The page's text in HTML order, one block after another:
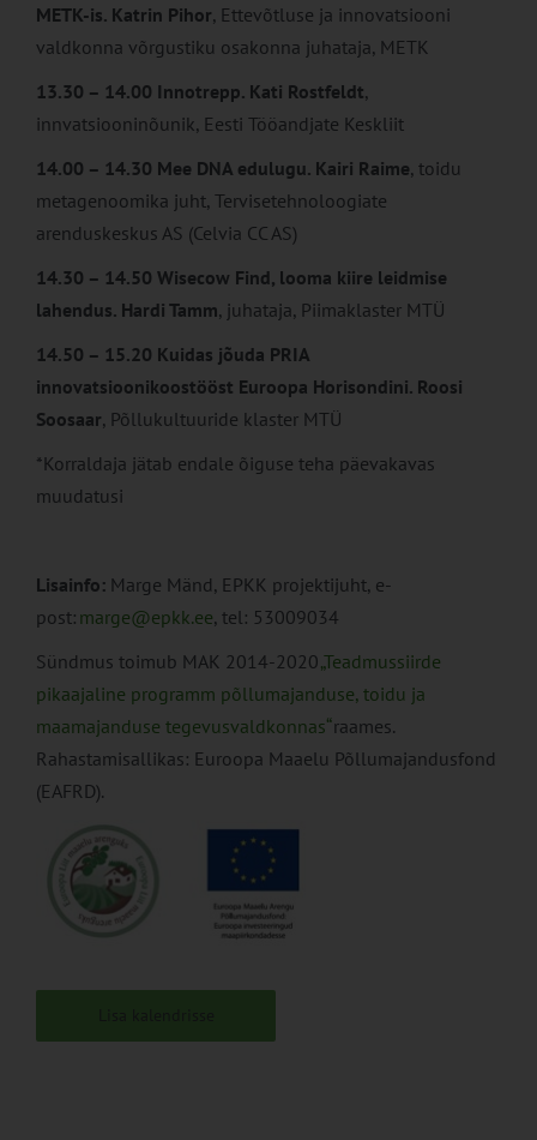
METK-is. Katrin Pihor, Ettevõtluse ja innovatsiooni
valdkonna võrgustiku osakonna juhataja, METK
13.30 – 14.00 Innotrepp. Kati Rostfeldt,
innvatsiooninõunik, Eesti Tööandjate Keskliit
14.00 – 14.30 Mee DNA edulugu. Kairi Raime, toidu
metagenoomika juht, Tervisetehnoloogiate
arenduskeskus AS (Celvia CC AS)
14.30 – 14.50 Wisecow Find, looma kiire leidmise
lahendus. Hardi Tamm, juhataja, Piimaklaster MTÜ
14.50 – 15.20 Kuidas jõuda PRIA
innovatsioonikoostööst Euroopa Horisondini. Roosi
Soosaar, Põllukultuuride klaster MTÜ
*Korraldaja jätab endale õiguse teha päevakavas
muudatusi
Lisainfo: Marge Mänd, EPKK projektijuht, e-
post: marge@epkk.ee, tel: 53009034
Sündmus toimub MAK 2014-2020„Teadmussiirde
pikaajaline programm põllumajanduse, toidu ja
maamajanduse tegevusvaldkonnas“raames.
Rahastamisallikas: Euroopa Maaelu Põllumajandusfond
(EAFRD).